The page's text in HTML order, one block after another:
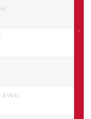
(kW/k)